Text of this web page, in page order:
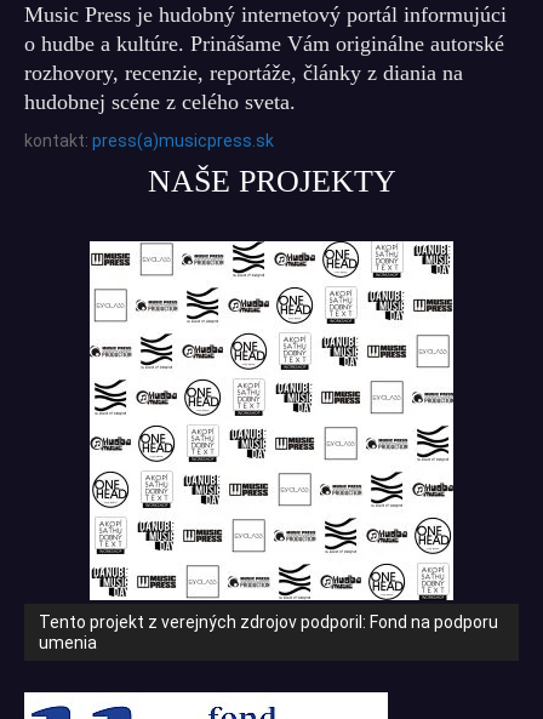
Music Press je hudobný internetový portál informujúci
o hudbe a kultúre. Prinášame Vám originálne autorské
rozhovory, recenzie, reportáže, články z diania na
hudobnej scéne z celého sveta.
kontakt: press(a)musicpress.sk
NAŠE PROJEKTY
Tento projekt z verejných zdrojov podporil: Fond na podporu
umenia